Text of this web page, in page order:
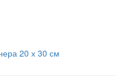
20 х 30 см